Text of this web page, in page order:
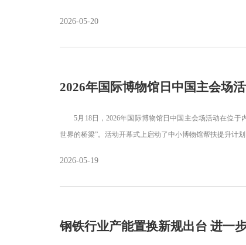
2026-05-20
2026年国际博物馆日中国主会场
5月18日，2026年国际博物馆日中国主会场活动在位于
世界的桥梁”。活动开幕式上启动了中小博物馆帮扶提升计
2026-05-19
钢铁行业产能置换新规出台 进一